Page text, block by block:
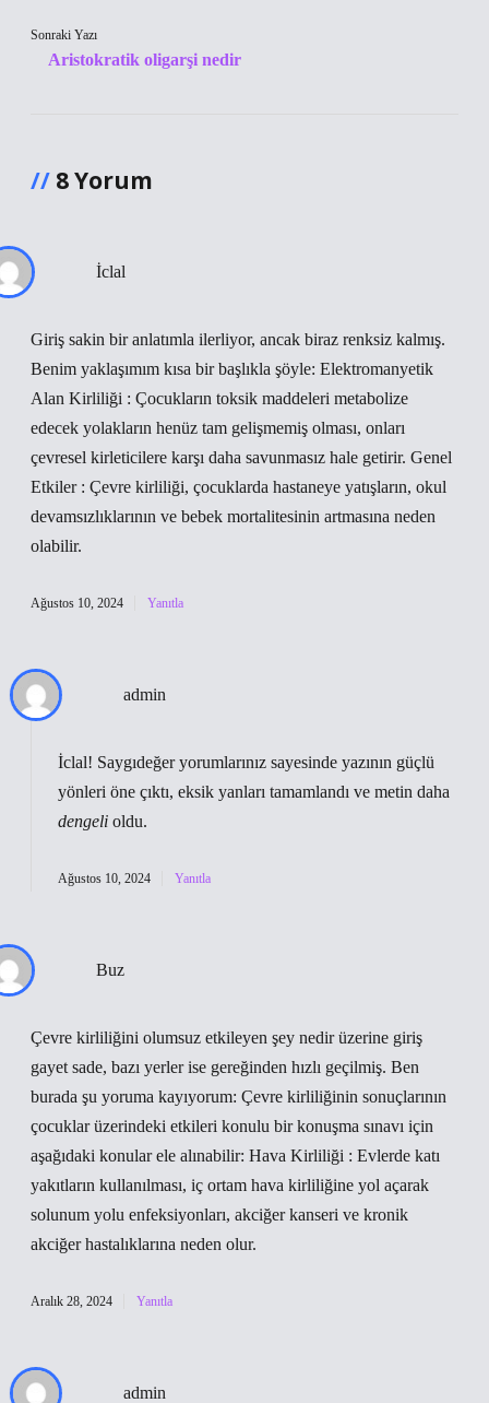
Sonraki Yazı
Aristokratik oligarşi nedir
8 Yorum
İclal
Giriş sakin bir anlatımla ilerliyor, ancak biraz renksiz kalmış.
Benim yaklaşımım kısa bir başlıkla şöyle: Elektromanyetik
Alan Kirliliği : Çocukların toksik maddeleri metabolize
edecek yolakların henüz tam gelişmemiş olması, onları
çevresel kirleticilere karşı daha savunmasız hale getirir. Genel
Etkiler : Çevre kirliliği, çocuklarda hastaneye yatışların, okul
devamsızlıklarının ve bebek mortalitesinin artmasına neden
olabilir.
Ağustos 10, 2024 Yanıtla
admin
İclal! Saygıdeğer yorumlarınız sayesinde yazının güçlü
yönleri öne çıktı, eksik yanları tamamlandı ve metin daha
dengeli oldu.
Ağustos 10, 2024 Yanıtla
Buz
Çevre kirliliğini olumsuz etkileyen şey nedir üzerine giriş
gayet sade, bazı yerler ise gereğinden hızlı geçilmiş. Ben
burada şu yoruma kayıyorum: Çevre kirliliğinin sonuçlarının
çocuklar üzerindeki etkileri konulu bir konuşma sınavı için
aşağıdaki konular ele alınabilir: Hava Kirliliği : Evlerde katı
yakıtların kullanılması, iç ortam hava kirliliğine yol açarak
solunum yolu enfeksiyonları, akciğer kanseri ve kronik
akciğer hastalıklarına neden olur.
Aralık 28, 2024 Yanıtla
admin